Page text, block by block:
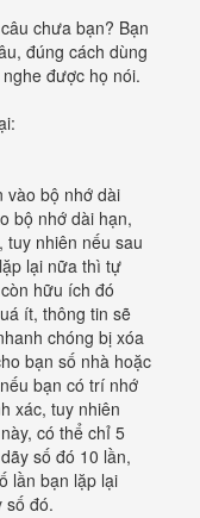
chưa bạn? Bạn
đúng cách dùng
được họ nói.
vào bộ nhớ dài
bộ nhớ dài hạn,
tuy nhiên nếu sau
lại nữa thì tự
hữu ích đó
ít, thông tin sẽ
chóng bị xóa
bạn số nhà hoặc
bạn có trí nhớ
xác, tuy nhiên
có thể chỉ 5
số đó 10 lần,
lần bạn lặp lại
số đó.